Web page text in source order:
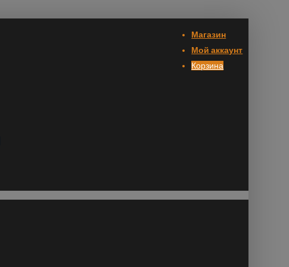
Магазин
Мой аккаунт
Корзина